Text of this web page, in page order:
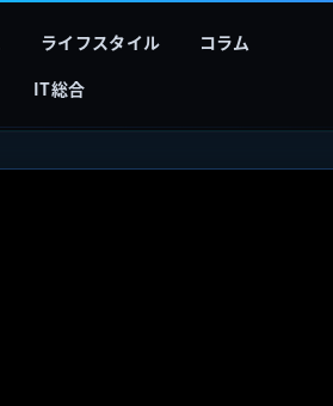
ライフスタイル
コラム
IT総合